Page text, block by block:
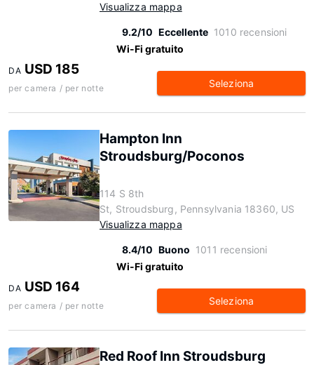
Visualizza mappa
9.2/10 Eccellente 1010 recensioni
Wi-Fi gratuito
DA USD 185
per camera / per notte Seleziona
Hampton Inn
Stroudsburg/Poconos
114 S 8th
St, Stroudsburg, Pennsylvania 18360, US
Visualizza mappa
8.4/10 Buono 1011 recensioni
Wi-Fi gratuito
DA USD 164
per camera / per notte Seleziona
Red Roof Inn Stroudsburg